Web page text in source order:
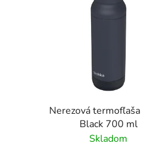
Nerezová
Black 700 ml
Skladom